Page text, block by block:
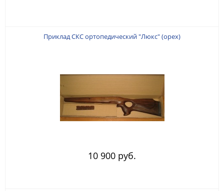
Приклад СКС ортопедический "Люкс" (орех)
10 900 руб.